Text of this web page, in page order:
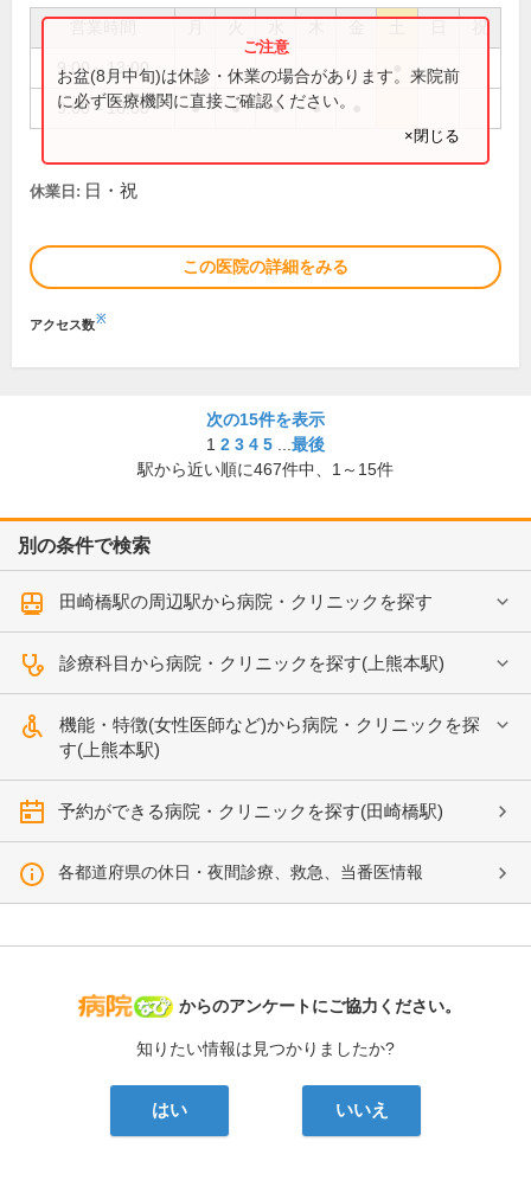
祝
9:00～13:00
9:00～18:00 ● ● ● ●
お盆(8月中旬)は休診・休業の場合があります。来院前
に必ず医療機関に直接ご確認ください。
×閉じる
休業日: 日・祝
この医院の詳細をみる
アクセス数※
次の15件を表示
1 2 3 4 5
最後
駅から近い順に467件中、 1～15件
別の条件で検索
田崎橋駅の周辺駅から病院・クリニックを探す
診療科目から病院・クリニックを探す(上熊本駅)
機能・特徴(女性医師など)から病院・クリニックを探
す(上熊本駅)
予約ができる病院・クリニックを探す(田崎橋駅)
各都道府県の休日・夜間診療、救急、当番医情報
病院なび
からのアンケートにご協力ください。
知りたい情報は見つかりましたか?
はい いいえ